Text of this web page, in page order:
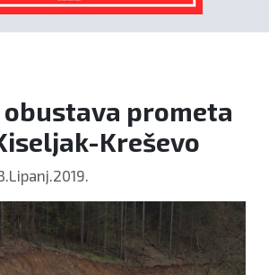
obustava prometa
Kreševo